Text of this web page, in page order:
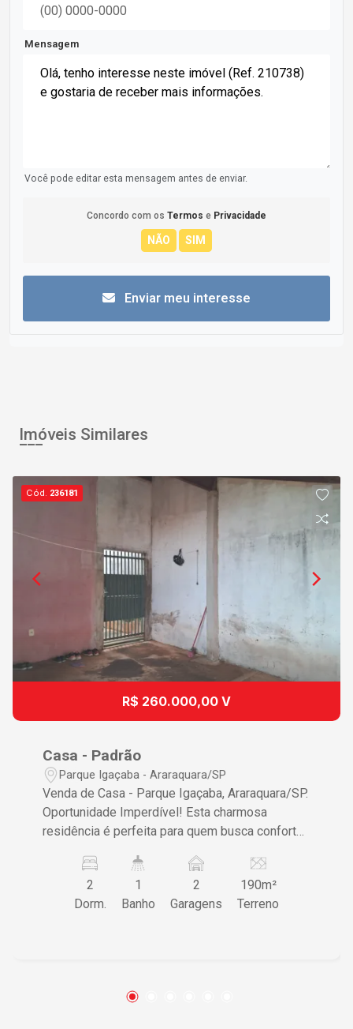
Mensagem
Você pode editar esta mensagem antes de enviar.
Concordo com os Termos e Privacidade
Enviar meu interesse
Imóveis Similares
Cód. 236181
R$ 260.000,00 V
Casa - Padrão
Parque Igaçaba - Araraquara/SP
Venda de Casa - Parque Igaçaba, Araraquara/SP.
Oportunidade Imperdível! Esta charmosa
residência é perfeita para quem busca conforto,
Imóvel conta com 02 dormitórios sendo um
suíte, sala, copa, cozinha, banheiro social,
lavanderia, 02 vagas de garagem, sendo 01
2
Dorm.
1
Banho
2
Garagens
190m²
Terreno